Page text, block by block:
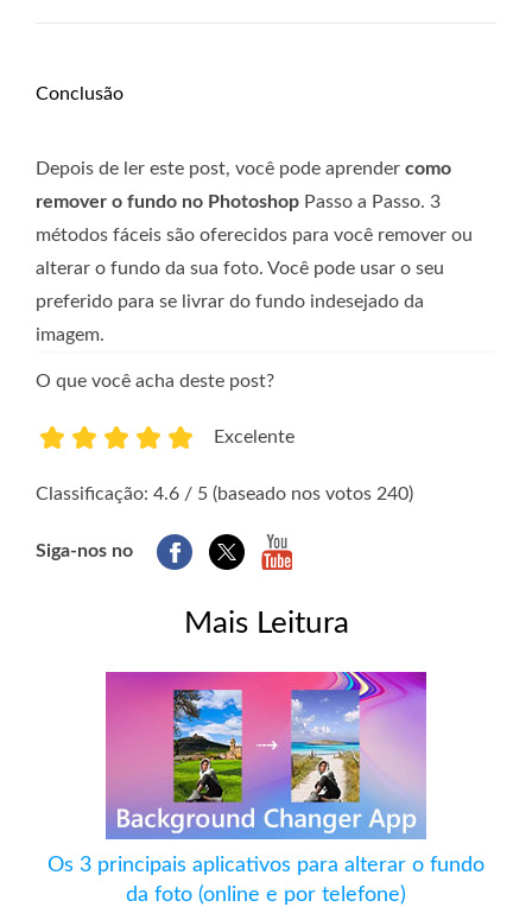
Conclusão
Depois de ler este post, você pode aprender como
remover o fundo no Photoshop Passo a Passo. 3
métodos fáceis são oferecidos para você remover ou
alterar o fundo da sua foto. Você pode usar o seu
preferido para se livrar do fundo indesejado da
imagem.
O que você acha deste post?
Excelente
Classificação: 4.6 / 5 (baseado nos votos 240)
Siga-nos no
Mais Leitura
Os 3 principais aplicativos para alterar o fundo
da foto (online e por telefone)